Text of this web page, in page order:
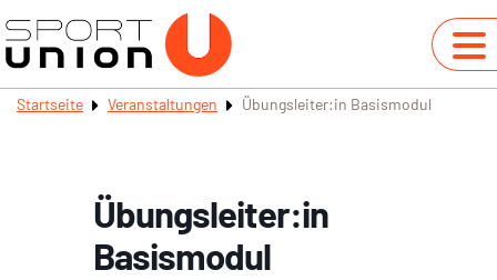
Startseite Veranstaltungen Übungsleiter:in Basismodul
Übungsleiter:in
Basismodul